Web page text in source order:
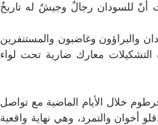
أنّ للسودان رجالٌ وجيشٌ له تاريخٌ
والبراؤون وغاضبون والمستنفرين
معارك ضارية تحت لواء
خلال الأيام الماضية مع تواصل
والتمرد، وهي نهاية واقعية